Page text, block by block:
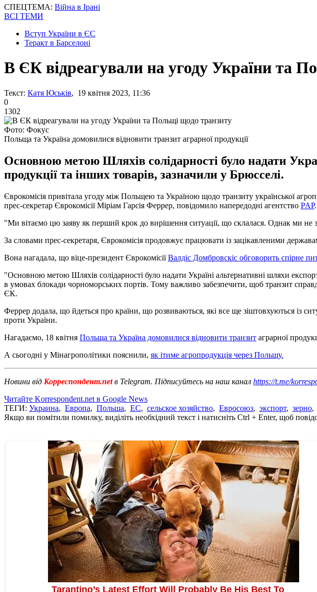
СПЕЦТЕМА: Війна в Ірані
ВСІ ТЕМИ
Вступ України в ЄС
Теракт в Барселоні
В ЄК відреагували на угоду України та
Текст: Катя Юськів, 19 квітня 2023, 11:36
0
1302
Фото: Фокус
Польща та Україна домовилися відновити транзит аграрної продукції
Основною метою Шляхів солідарності було надати
продукції та інших товарів, зазначили у Брюсселі.
Єврокомісія привітала угоду між Польщею та Україною щодо транзиту української
прес-секретар Єврокомісії Міріам Гарсія Феррер, повідомило напередодні агентство PAP.
"Ми вітаємо цю заяву як перший крок до вирішення ситуації, що склалася. Однак ми не
За словами прес-секретаря, Єврокомісія продовжує працювати із зацікавленими
Вона нагадала, що віце-президент ЄврокомісіїВалдіс Домбровскіс обговорить спірне
"Основною метою Шляхів солідарності було надати Україні альтернативні шляхи
в умовах блокади чорноморських портів. Тому важливо забезпечити, щоб транзит
ЄК.
Феррер додала, що йдеться про країни, що розвиваються, які все ще зіштовхуються із
проти України.
Нагадаємо, 18 квітня Польща та Україна домовилися відновити транзит аграрної
А сьогодні у Мінагрополітики пояснили, як ітиме агропродукція через Польщу.
Новини від Корреспондент.netв Telegram. Підписуйтесь на наш канал https://t.me/
Читайте Korrespondent.net в Google News
ТЕГИ: Украина, Европа, Польша, ЕС, сельское хозяйство, Евросоюз, экспорт, зерно,
Якщо ви помітили помилку, виділіть необхідний текст і натисніть Ctrl + Enter, щоб